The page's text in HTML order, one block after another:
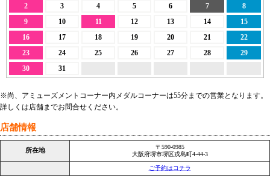
2
3 4 5 6 7
8
9
10 11 12 13 14
15
16
17 18 19 20 21
22
23
24 25 26 27 28
29
30
31
※尚、アミューズメントコーナー内メダルコーナーは55分までの営業となります。
詳しくは店舗までお問合せください。
店舗情報
所在地
〒590-0985
大阪府堺市堺区戎島町4-44-3
ご予約はコチラ